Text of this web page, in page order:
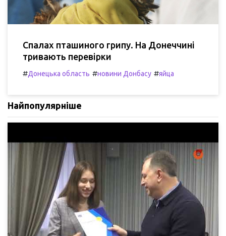
Спалах пташиного грипу. На Донеччині
тривають перевірки
#Донецька область #новини Донбасу #яйца
Найпопулярніше